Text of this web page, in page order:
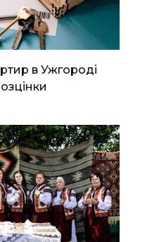
в Ужгороді